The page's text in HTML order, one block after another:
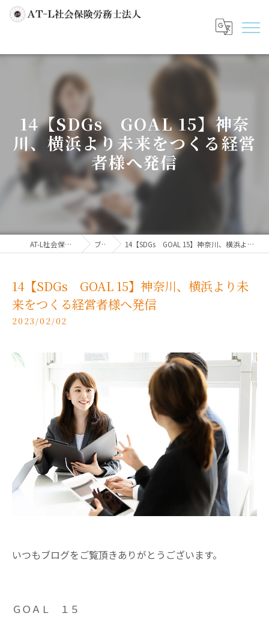
14【SDGs GOAL 15】神奈
川、横浜より未来をつくる経営
者様へ発信
AT-L社会保険労務士法人 ブログ 14【SDGs GOAL 15】神奈川、横浜より未来をつくる経営者様へ発信
14【SDGs GOAL 15】神奈川、横浜より未
来をつくる経営者様へ発信
2023/02/02
いつもブログをご覧頂きありがとうございます。
ＧＯＡＬ １５